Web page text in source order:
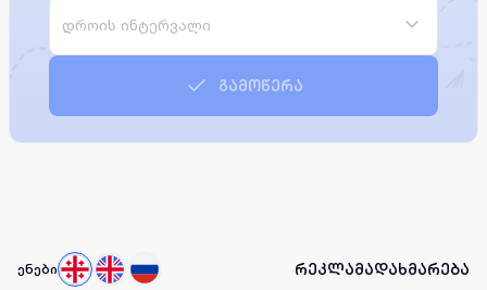
დროის ინტერვალი
გამოწერა
ენები რეკლამადახმარება